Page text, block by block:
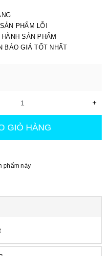
PHẨM LỖI
SẢN PHẨM
BÁO GIÁ TỐT NHẤT
+
GIỎ HÀNG
phẩm này